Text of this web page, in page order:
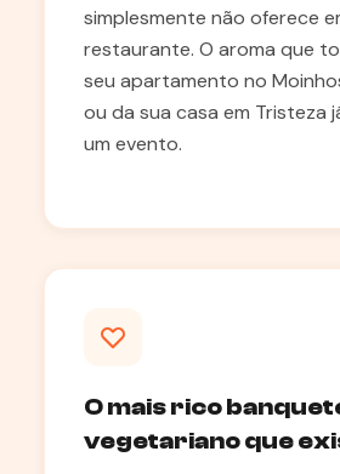
simplesmente não oferece
restaurante. O aroma que
seu apartamento no
ou da sua casa em Tristeza
um evento.
O mais rico
vegetariano que